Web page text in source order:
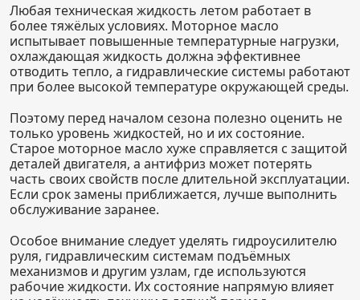
Любая техническая жидкость летом работает в
более тяжёлых условиях. Моторное масло
испытывает повышенные температурные нагрузки,
охлаждающая жидкость должна эффективнее
отводить тепло, а гидравлические системы работают
при более высокой температуре окружающей среды.
Поэтому перед началом сезона полезно оценить не
только уровень жидкостей, но и их состояние.
Старое моторное масло хуже справляется с защитой
деталей двигателя, а антифриз может потерять
часть своих свойств после длительной эксплуатации.
Если срок замены приближается, лучше выполнить
обслуживание заранее.
Особое внимание следует уделять гидроусилителю
руля, гидравлическим системам подъёмных
механизмов и другим узлам, где используются
рабочие жидкости. Их состояние напрямую влияет